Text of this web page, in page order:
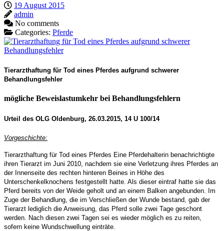
19 August 2015
admin
No comments
Categories: Pferde
Tierarzthaftung für Tod eines Pferdes aufgrund schwerer
Behandlungsfehler
mögliche Beweislastumkehr bei Behandlungsfehlern
Urteil des OLG Oldenburg, 26.03.2015, 14 U 100/14
Vorgeschichte:
Tierarzthaftung für Tod eines Pferdes Eine Pferdehalterin benachrichtigte
ihren Tierarzt im Juni 2010, nachdem sie eine Verletzung ihres Pferdes an
der Innenseite des rechten hinteren Beines in Höhe des
Unterschenkelknochens festgestellt hatte. Als dieser eintraf hatte sie das
Pferd bereits von der Weide geholt und an einem Balken angebunden. Im
Zuge der Behandlung, die im Verschließen der Wunde bestand, gab der
Tierarzt lediglich die Anweisung, das Pferd solle zwei Tage geschont
werden. Nach diesen zwei Tagen sei es wieder möglich es zu reiten,
sofern keine Wundschwellung einträte.